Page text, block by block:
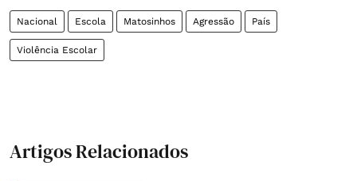
Nacional Escola Matosinhos Agressão País
Violência Escolar
Artigos Relacionados